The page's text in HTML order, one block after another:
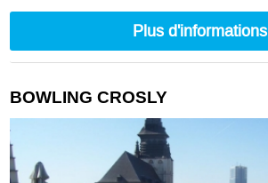
Plus d'informations
BOWLING CROSLY